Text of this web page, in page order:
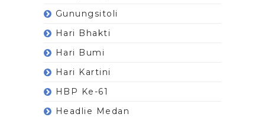
Gunungsitoli
Hari Bhakti
Hari Bumi
Hari Kartini
HBP Ke-61
Headlie Medan